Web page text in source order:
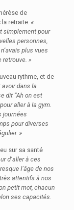
de
retraite. «
simplement pour
personnes,
plus vues
retrouve. »
rythme, et de
avoir dans la
dit “Ah on est
aller à la gym.
journées
pour diverses
»
sur sa santé
d’aller à ces
l’âge de nos
attentifs à nos
petit mot, chacun
ses capacités.